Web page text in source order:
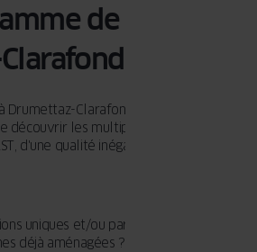
de fenêtres à
Drumettaz-Clarafond est à votre
découvrir les multiples collections
d'une qualité inégalable et au tarif le
uniques et/ou parfaitement adaptées
déjà aménagées ? Votre projet